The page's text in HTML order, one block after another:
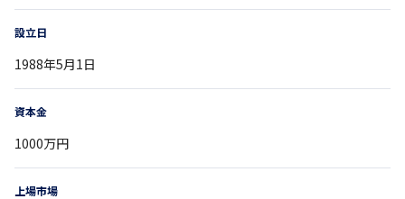
設立日
1988年5月1日
資本金
1000万円
上場市場